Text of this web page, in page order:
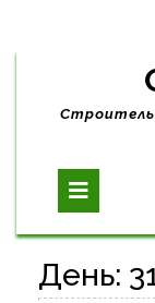
Skip
content
День: